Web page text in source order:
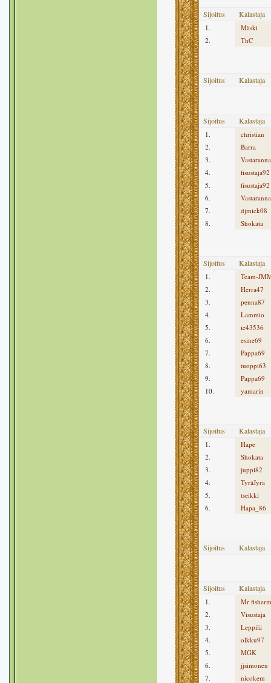
Sijoitus Kalastaja
1.
Mäski
2.
ThC
Sijoitus Kalastaja
Sijoitus Kalastaja
1.
christian
2.
Barra
3.
4.
fisustaja92
5.
fisustaja92
6.
7.
djmick08
8.
Shokata
Sijoitus Kalastaja
1.
Team-
2.
Herra47
3.
penna87
4.
Lammio
5.
ie43536
6.
esine69
7.
Pappa69
8.
tuoppi63
9.
Pappa69
10.
yamarin
Sijoitus Kalastaja
1.
Hape
2.
Shokata
3.
juppi82
4.
TyräJyrä
5.
tseikki
6.
Hapa_86
Sijoitus Kalastaja
Sijoitus Kalastaja
1.
Mr
2.
Visustaja
3.
Leppilä
4.
olkku97
5.
MGK
6.
jjsimonen
7.
nicokem